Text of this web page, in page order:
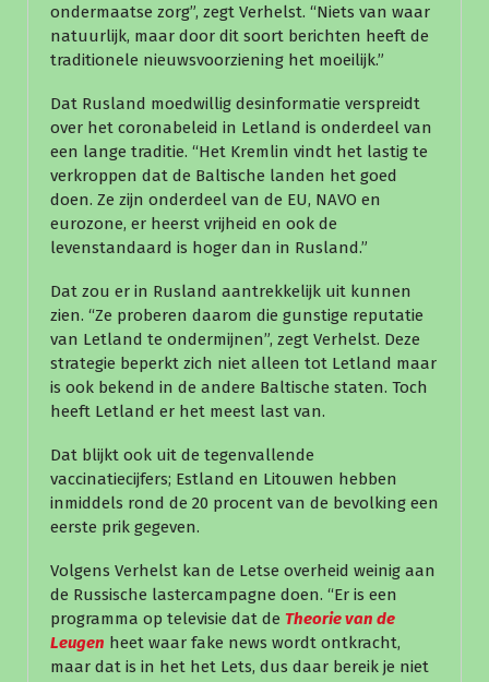
ondermaatse zorg”, zegt Verhelst. “Niets van waar
natuurlijk, maar door dit soort berichten heeft de
traditionele nieuwsvoorziening het moeilijk.”
Dat Rusland moedwillig desinformatie verspreidt
over het coronabeleid in Letland is onderdeel van
een lange traditie. “Het Kremlin vindt het lastig te
verkroppen dat de Baltische landen het goed
doen. Ze zijn onderdeel van de EU, NAVO en
eurozone, er heerst vrijheid en ook de
levenstandaard is hoger dan in Rusland.”
Dat zou er in Rusland aantrekkelijk uit kunnen
zien. “Ze proberen daarom die gunstige reputatie
van Letland te ondermijnen”, zegt Verhelst. Deze
strategie beperkt zich niet alleen tot Letland maar
is ook bekend in de andere Baltische staten. Toch
heeft Letland er het meest last van.
Dat blijkt ook uit de tegenvallende
vaccinatiecijfers; Estland en Litouwen hebben
inmiddels rond de 20 procent van de bevolking een
eerste prik gegeven.
Volgens Verhelst kan de Letse overheid weinig aan
de Russische lastercampagne doen. “Er is een
programma op televisie dat de Theorie van de
Leugen heet waar fake news wordt ontkracht,
maar dat is in het het Lets, dus daar bereik je niet